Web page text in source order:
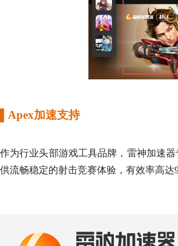
Apex加速支持
作为行业头部游戏工具品牌，雷神加速
供流畅稳定的射击竞赛体验，有效率高达